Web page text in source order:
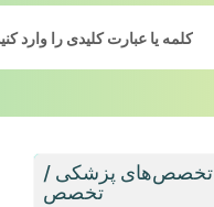
پزشکی /
تخصص